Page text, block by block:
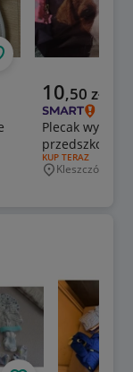
Aktualna cena
10,50 zł
Plecak
przedszkolny
RODZAJ OFERTY:
KUP TERAZ
Miejscowość
Kleszczów